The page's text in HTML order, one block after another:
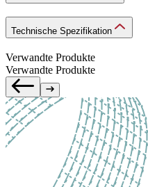
Technische Spezifikation
Verwandte Produkte
Verwandte Produkte